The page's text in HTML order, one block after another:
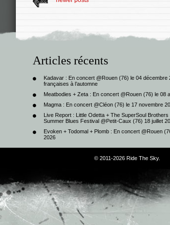
Articles récents
Kadavar : En concert @Rouen (76) le 04 décembre
françaises à l’automne
Meatbodies + Zeta : En concert @Rouen (76) le 08
Magma : En concert @Cléon (76) le 17 novembre
Live Report : Little Odetta + The SuperSoul
Summer Blues Festival @Petit-Caux (76) 18 juillet
Evoken + Todomal + Plomb : En concert @Rouen
2026
© 2011-2026 Ride The Sky.